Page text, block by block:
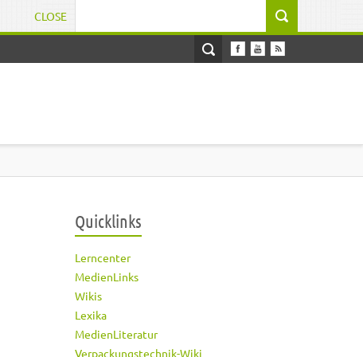
CLOSE
Quicklinks
Lerncenter
MedienLinks
Wikis
Lexika
MedienLiteratur
Verpackungstechnik-Wiki